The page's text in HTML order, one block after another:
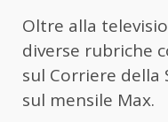
Oltre alla
diverse rubriche
sul Corriere della
sul mensile Max.